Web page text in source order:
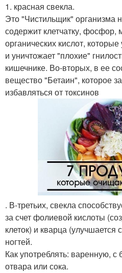
1. красная свекла.
Это "Чистильщик" организма
содержит клетчатку, фосфор,
органических кислот,
и уничтожает "плохие"
кишечнике. Во-вторых, в ее
вещество "Бетаин", которое
избавляться от токсинов
. В-третьих, свекла
за счет фолиевой кислоты
клеток) и кварца (улучшается
ногтей.
Как употреблять: варенную,
отвара или сока.